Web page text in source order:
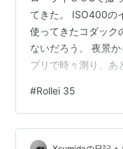
てきた。 ISO400の
使ってきたコダック
ないだろう。 夜景
プリで時々測り、あ
らかさに助けられた
てきている感じだ。
タイムズスクエアの
#Rollei 35